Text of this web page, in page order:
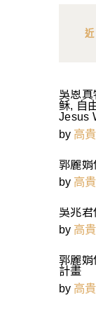
吳恩
稣, 自
Jesus
by 高
郭麗娟
by 高
吳兆
by 高
郭麗娟
計畫
by 高